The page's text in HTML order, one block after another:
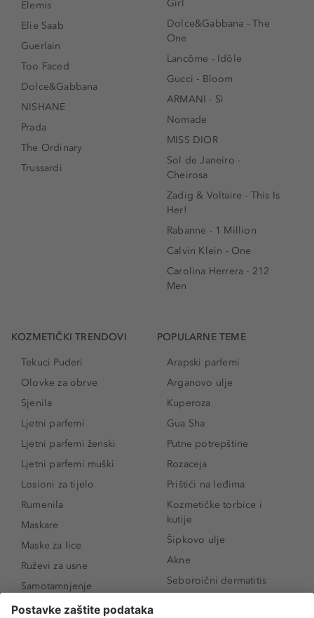
Elemis
Elie Saab
Guerlain
Too Faced
Dolce&Gabbana
NISHANE
Prada
The Ordinary
Trussardi
Girl
Dolce&Gabbana - The
One
Lancôme - Idôle
Gucci - Bloom
ARMANI - Sì
Nomade
MISS DIOR
Sol de Janeiro -
Cheirosa
Zadig & Voltaire - This Is
Her!
Rabanne - 1 Million
Calvin Klein - One
Carolina Herrera - 212
Men
KOZMETIČKI TRENDOVI
Tekuci Puderi
Olovke za obrve
Sjenila
Ljetni parfemi
Ljetni parfemi ženski
Ljetni parfemi muški
Losioni za tijelo
Rumenila
Maskare
Maske za lice
Ruževi za usne
Samotamnjenje
Puderi
POPULARNE TEME
Arapski parfemi
Arganovo ulje
Kuperoza
Gua Sha
Putne potrepštine
Rozaceja
Prištići na leđima
Kozmetičke torbice i
kutije
Šipkovo ulje
Akne
Seboroični dermatitis